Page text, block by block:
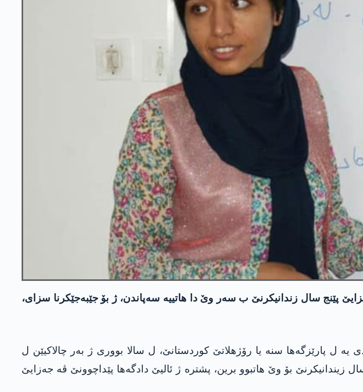
پێنج سال زندانیکرنێ ب سەر وێ دا هاتییە سەپاندن، ژ بۆ جێبه‌جێكرنا سزای،
یە ل پارێزگەها سنە یا رۆژهلاتێ کوردستانێ، ل سالا بووری ژ بەر چالاکیێن ل
«نووژین»، ژ ئالیێ دادگەها شۆرەشێ یا سنەیێ ڤە، جەزایێ 10 سال زیندانیکرنێ بۆ وێ هاتبوو برین، پشترە ژ ئالیێ دادگەها پێداچوونێ ڤە جەزایێ